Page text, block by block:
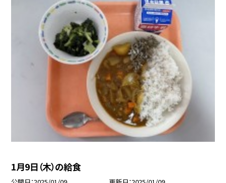
1月9日（木）の給食